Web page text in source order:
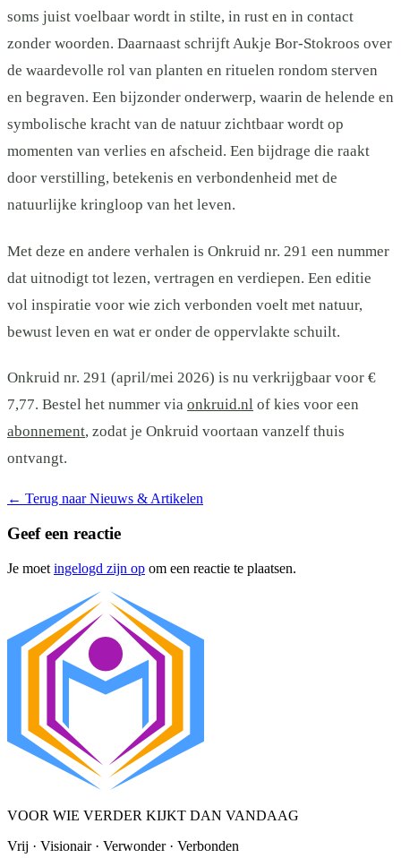
soms juist voelbaar wordt in stilte, in rust en in contact
zonder woorden. Daarnaast schrijft Aukje Bor-Stokroos over
de waardevolle rol van planten en rituelen rondom sterven
en begraven. Een bijzonder onderwerp, waarin de helende en
symbolische kracht van de natuur zichtbaar wordt op
momenten van verlies en afscheid. Een bijdrage die raakt
door verstilling, betekenis en verbondenheid met de
natuurlijke kringloop van het leven.
Met deze en andere verhalen is Onkruid nr. 291 een nummer
dat uitnodigt tot lezen, vertragen en verdiepen. Een editie
vol inspiratie voor wie zich verbonden voelt met natuur,
bewust leven en wat er onder de oppervlakte schuilt.
Onkruid nr. 291 (april/mei 2026) is nu verkrijgbaar voor €
7,77. Bestel het nummer via onkruid.nl of kies voor een
abonnement, zodat je Onkruid voortaan vanzelf thuis
ontvangt.
← Terug naar Nieuws & Artikelen
Geef een reactie
Je moet ingelogd zijn op om een reactie te plaatsen.
VOOR WIE VERDER KIJKT DAN VANDAAG
Vrij · Visionair · Verwonder · Verbonden